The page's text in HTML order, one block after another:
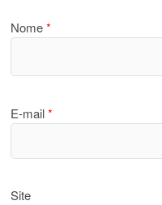
Nome*
E-mail*
Site